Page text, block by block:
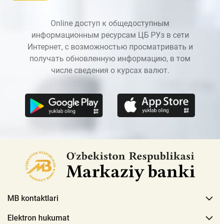
Online доступ к общедоступным
информационным ресурсам ЦБ РУз в сети
Интернет, с возможностью просматривать и
получать обновленную информацию, в том
числе сведения о курсах валют.
MB kontaktlari
Elektron hukumat